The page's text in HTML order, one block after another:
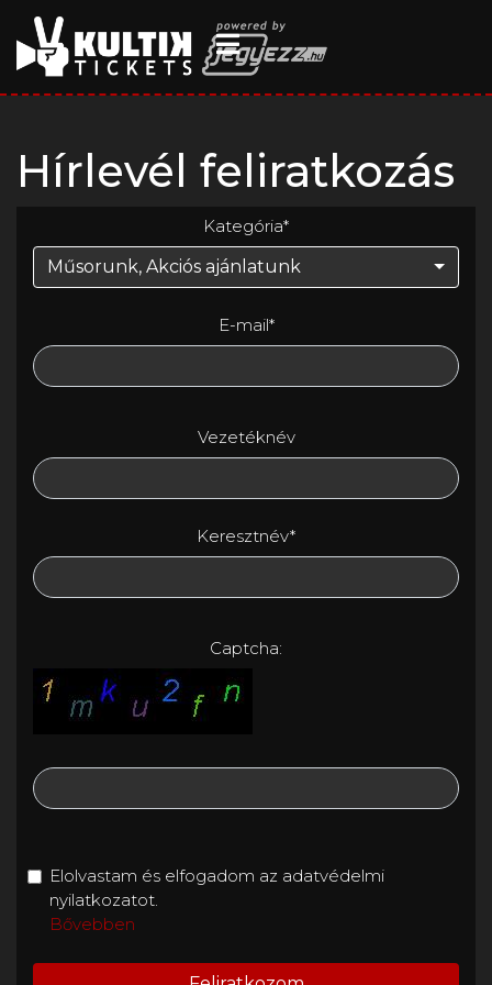
Hírlevél feliratkozás
Kategória*
Műsorunk, Akciós ajánlatunk
E-mail*
Vezetéknév
Keresztnév*
Captcha:
Elolvastam és elfogadom az adatvédelmi
nyilatkozatot.
Bővebben